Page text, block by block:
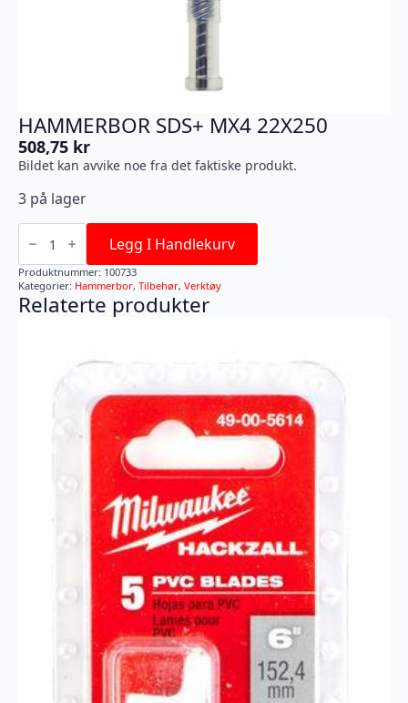
HAMMERBOR SDS+ MX4 22X250
508,75 kr
Bildet kan avvike noe fra det faktiske produkt.
3 på lager
HAMMERBOR
SDS+
22X250
antall
Legg I Handlekurv
Produktnummer: 100733
Kategorier: Hammerbor, Tilbehør, Verktøy
Relaterte produkter